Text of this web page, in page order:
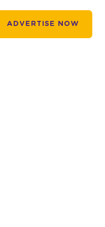
ADVERTISE NOW